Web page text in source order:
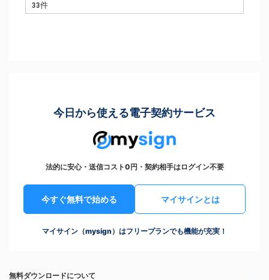
33件
今日から使える電子契約サービス
法的に安心・送信コスト0円・契約相手はログイン不要
今すぐ無料で始める マイサインとは
マイサイン（mysign）はフリープランでも機能が充実！
無料ダウンロードについて